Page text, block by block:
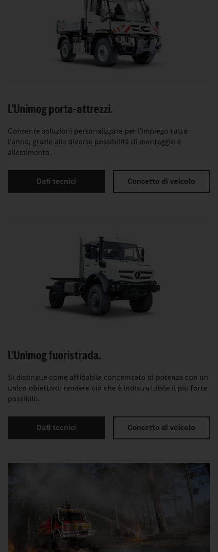
L'Unimog porta-attrezzi.
Consente soluzioni personalizzate per l'impiego tutto
l'anno, grazie alle diverse possibilità di montaggio e
allestimento.
Dati tecnici Concetto di veicolo
L'Unimog fuoristrada.
Si distingue come affidabile concentrato di potenza con un
unico obiettivo: rendere ciò che è indistruttibile il più forte
possibile.
Dati tecnici Concetto di veicolo